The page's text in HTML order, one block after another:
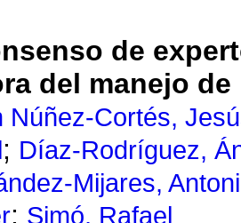
de
del manejo
Núñez-Cortés,
; Díaz-Rodríguez,
Mijares,
; Simó, Rafael